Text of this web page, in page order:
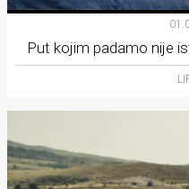
Put kojim padamo nije